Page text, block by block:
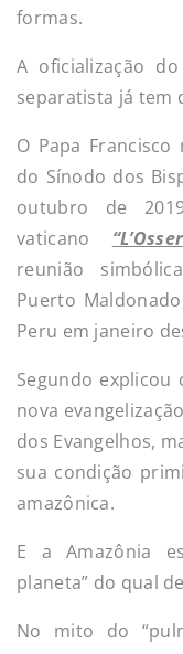
formas.
A oficialização
separatista já tem
O Papa Francisco
do Sínodo dos
outubro de
vaticano
reunião
Puerto
Peru em janeiro
Segundo explicou
nova
dos Evangelhos,
sua condição
amazônica.
E a Amazônia
planeta” do qual
No mito do